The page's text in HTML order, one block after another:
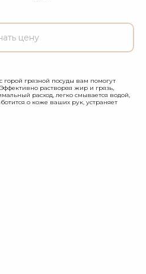
цену
горой грязной посуды вам помогут
растворяя жир и грязь,
расход, легко смывается водой,
о коже ваших рук, устраняет